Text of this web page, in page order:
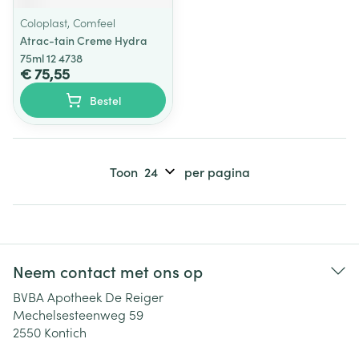
Coloplast, Comfeel
Atrac-tain Creme Hydra
75ml 12 4738
€ 75,55
Bestel
Toon per pagina
Neem contact met ons op
BVBA Apotheek De Reiger
Mechelsesteenweg 59
2550 Kontich